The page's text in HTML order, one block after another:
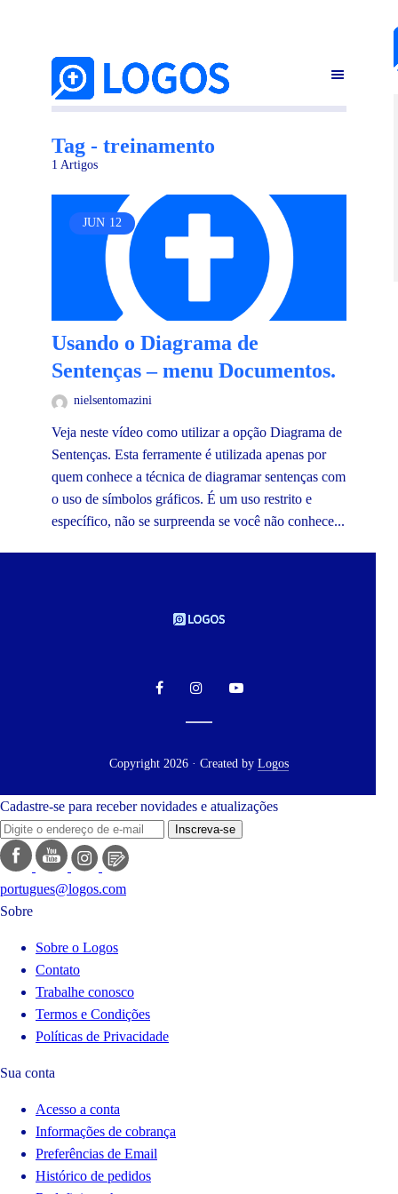
Tag - treinamento
1 Artigos
JUN 12
Usando o Diagrama de
Sentenças – menu Documentos.
nielsentomazini
Veja neste vídeo como utilizar a opção Diagrama de
Sentenças. Esta ferramente é utilizada apenas por
quem conhece a técnica de diagramar sentenças com
o uso de símbolos gráficos. É um uso restrito e
específico, não se surpreenda se você não conhece...
Copyright 2026 · Created by Logos